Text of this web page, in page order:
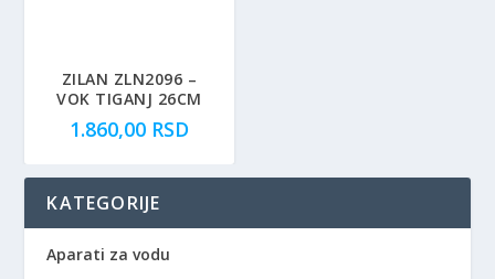
ZILAN ZLN2096 –
VOK TIGANJ 26CM
1.860,00 RSD
KATEGORIJE
Aparati za vodu